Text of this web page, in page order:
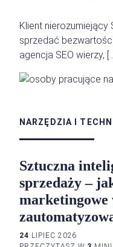
Klient nierozumiejący
sprzedać
agencja SEO wierzy,
NARZĘDZIA I
Sztuczna
sprzedaży –
marketingowe
24 LIPIEC 2026